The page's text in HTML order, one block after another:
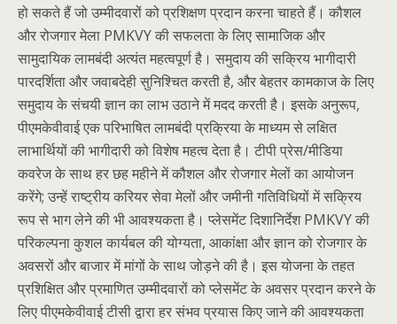
हो सकते हैं जो उम्मीदवारों को प्रशिक्षण प्रदान करना चाहते हैं। कौशल
और रोजगार मेला PMKVY की सफलता के लिए सामाजिक और
सामुदायिक लामबंदी अत्यंत महत्वपूर्ण है। समुदाय की सक्रिय भागीदारी
पारदर्शिता और जवाबदेही सुनिश्चित करती है, और बेहतर कामकाज के लिए
समुदाय के संचयी ज्ञान का लाभ उठाने में मदद करती है। इसके अनुरूप,
पीएमकेवीवाई एक परिभाषित लामबंदी प्रक्रिया के माध्यम से लक्षित
लाभार्थियों की भागीदारी को विशेष महत्व देता है। टीपी प्रेस/मीडिया
कवरेज के साथ हर छह महीने में कौशल और रोजगार मेलों का आयोजन
करेंगे; उन्हें राष्ट्रीय करियर सेवा मेलों और जमीनी गतिविधियों में सक्रिय
रूप से भाग लेने की भी आवश्यकता है। प्लेसमेंट दिशानिर्देश PMKVY की
परिकल्पना कुशल कार्यबल की योग्यता, आकांक्षा और ज्ञान को रोजगार के
अवसरों और बाजार में मांगों के साथ जोड़ने की है। इस योजना के तहत
प्रशिक्षित और प्रमाणित उम्मीदवारों को प्लेसमेंट के अवसर प्रदान करने के
लिए पीएमकेवीवाई टीसी द्वारा हर संभव प्रयास किए जाने की आवश्यकता